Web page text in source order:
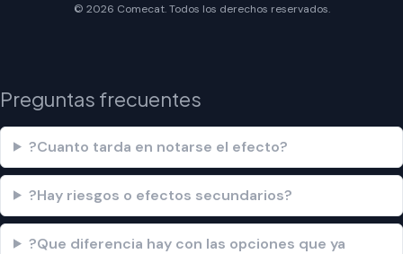
© 2026 Comecat. Todos los derechos reservados.
Preguntas frecuentes
?Cuanto tarda en notarse el efecto?
?Hay riesgos o efectos secundarios?
?Que diferencia hay con las opciones que ya